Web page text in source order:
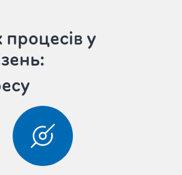
у